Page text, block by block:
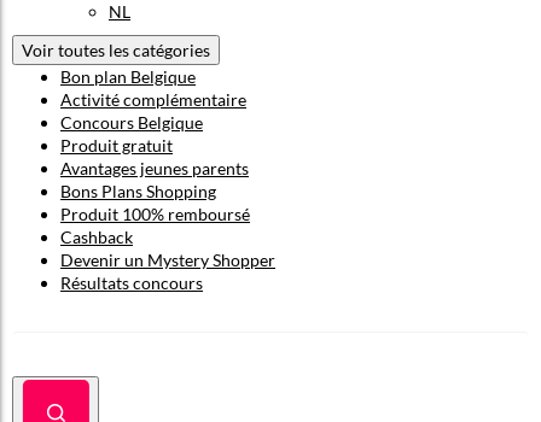
NL
Voir toutes les catégories
Bon plan Belgique
Activité complémentaire
Concours Belgique
Produit gratuit
Avantages jeunes parents
Bons Plans Shopping
Produit 100% remboursé
Cashback
Devenir un Mystery Shopper
Résultats concours